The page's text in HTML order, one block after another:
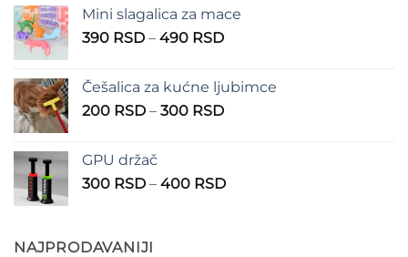
1.250 RSD
Mini slagalica za mace
390 RSD – 490 RSDRaspon
390 RSD
do
Češalica za kućne ljubimce
200 RSD – 300 RSDRaspon
do
GPU držač
300 RSD – 400 RSDRaspon
NAJPRODAVANIJI